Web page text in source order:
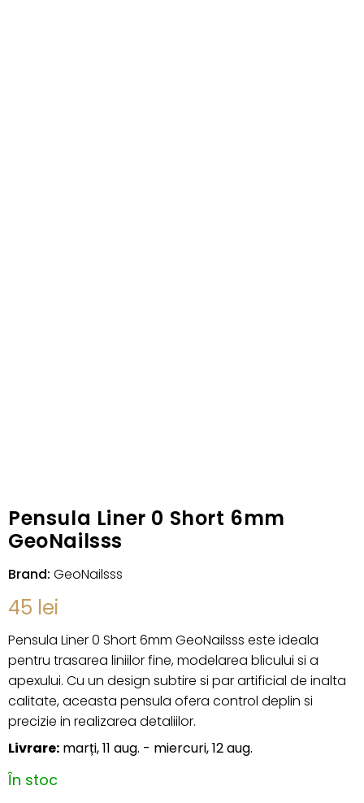
Pensula Liner 0 Short 6mm
GeoNailsss
Brand: GeoNailsss
45 lei
Pensula Liner 0 Short 6mm GeoNailsss este ideala
pentru trasarea liniilor fine, modelarea blicului si a
apexului. Cu un design subtire si par artificial de inalta
calitate, aceasta pensula ofera control deplin si
precizie in realizarea detaliilor.
Livrare: marți, 11 aug. - miercuri, 12 aug.
În stoc